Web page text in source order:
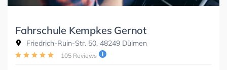
Fahrschule Kempkes Gernot
Friedrich-Ruin-Str. 50, 48249 Dülmen
105 Reviews